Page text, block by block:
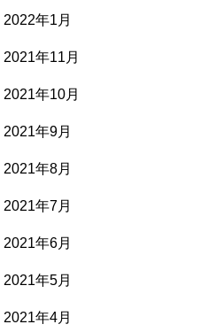
2022年1月
2021年11月
2021年10月
2021年9月
2021年8月
2021年7月
2021年6月
2021年5月
2021年4月